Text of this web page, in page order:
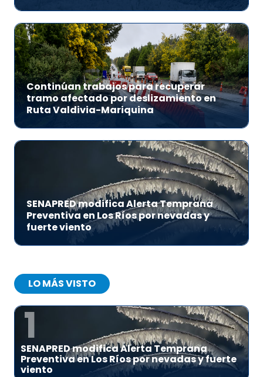
Continúan trabajos para recuperar
tramo afectado por deslizamiento en
Ruta Valdivia-Mariquina
SENAPRED modifica Alerta Temprana
Preventiva en Los Ríos por nevadas y
fuerte viento
LO MÁS VISTO
1
SENAPRED modifica Alerta Temprana
Preventiva en Los Ríos por nevadas y fuerte
viento